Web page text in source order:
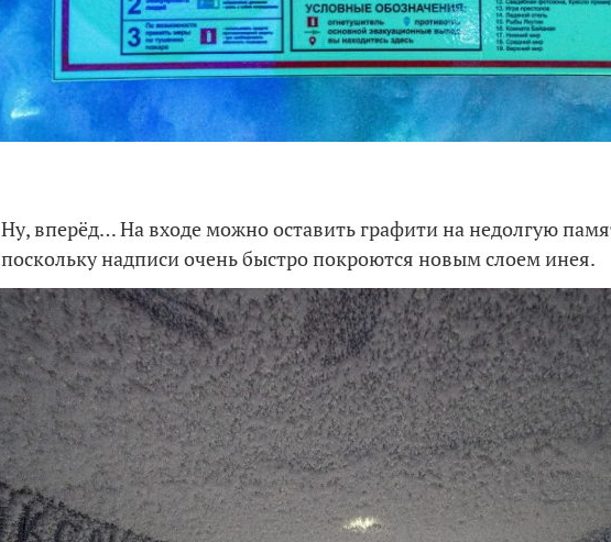
Ну, вперёд… На входе можно оставить графити на недолгую
поскольку надписи очень быстро покроются новым слоем инея.